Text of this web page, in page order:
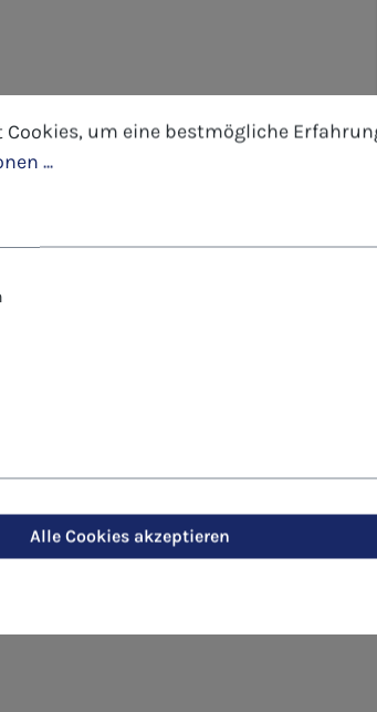
- Die Wladimir
um eine bestmögliche Erfahrung
Cookies, um eine bestmögliche
...
Alle Cookies akzeptieren